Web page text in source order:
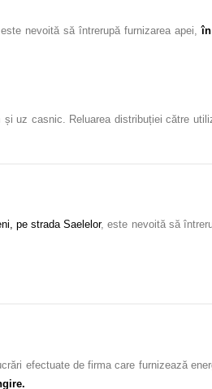
este nevoită să întrerupă furnizarea apei,
uz casnic. Reluarea distribuției către
pe strada Saelelor, este nevoită să
efectuate de firma care furnizează